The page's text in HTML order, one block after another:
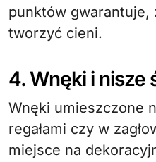
punktów gwarantuje,
tworzyć cieni.
4. Wnęki i nisze
Wnęki umieszczone
regałami czy w
miejsce na